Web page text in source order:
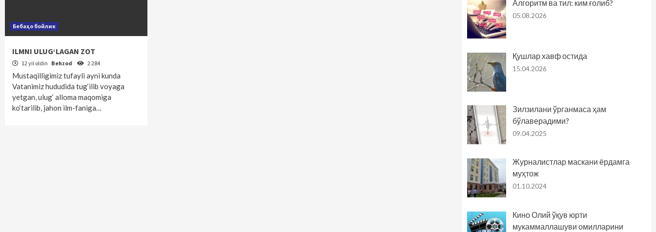
Бебаҳо бойлик
ILMNI ULUG‘LAGAN ZOT
12 yil oldin Behzod 2 284
Mustaqilligimiz tufayli ayni kunda
Vatanimiz hududida tug‘ilib voyaga
yetgan, ulug‘ alloma maqomiga
ko‘tarilib, jahon ilm-faniga…
Алгоритм ва тил: ким ғолиб?
05.08.2026
Қушлар хавф остида
15.04.2026
Зилзилани ўрганмаса ҳам
бўлаверадими?
09.04.2025
Журналистлар маскани ёрдамга
муҳтож
01.10.2024
Кино Олий ўқув юрти
мукаммаллашуви омилларини